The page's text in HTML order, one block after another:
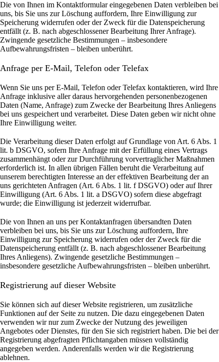
Die von Ihnen im Kontaktformular eingegebenen Daten verbleiben bei
uns, bis Sie uns zur Löschung auffordern, Ihre Einwilligung zur
Speicherung widerrufen oder der Zweck für die Datenspeicherung
entfällt (z. B. nach abgeschlossener Bearbeitung Ihrer Anfrage).
Zwingende gesetzliche Bestimmungen – insbesondere
Aufbewahrungsfristen – bleiben unberührt.
Anfrage per E-Mail, Telefon oder Telefax
Wenn Sie uns per E-Mail, Telefon oder Telefax kontaktieren, wird Ihre
Anfrage inklusive aller daraus hervorgehenden personenbezogenen
Daten (Name, Anfrage) zum Zwecke der Bearbeitung Ihres Anliegens
bei uns gespeichert und verarbeitet. Diese Daten geben wir nicht ohne
Ihre Einwilligung weiter.
Die Verarbeitung dieser Daten erfolgt auf Grundlage von Art. 6 Abs. 1
lit. b DSGVO, sofern Ihre Anfrage mit der Erfüllung eines Vertrags
zusammenhängt oder zur Durchführung vorvertraglicher Maßnahmen
erforderlich ist. In allen übrigen Fällen beruht die Verarbeitung auf
unserem berechtigten Interesse an der effektiven Bearbeitung der an
uns gerichteten Anfragen (Art. 6 Abs. 1 lit. f DSGVO) oder auf Ihrer
Einwilligung (Art. 6 Abs. 1 lit. a DSGVO) sofern diese abgefragt
wurde; die Einwilligung ist jederzeit widerrufbar.
Die von Ihnen an uns per Kontaktanfragen übersandten Daten
verbleiben bei uns, bis Sie uns zur Löschung auffordern, Ihre
Einwilligung zur Speicherung widerrufen oder der Zweck für die
Datenspeicherung entfällt (z. B. nach abgeschlossener Bearbeitung
Ihres Anliegens). Zwingende gesetzliche Bestimmungen –
insbesondere gesetzliche Aufbewahrungsfristen – bleiben unberührt.
Registrierung auf dieser Website
Sie können sich auf dieser Website registrieren, um zusätzliche
Funktionen auf der Seite zu nutzen. Die dazu eingegebenen Daten
verwenden wir nur zum Zwecke der Nutzung des jeweiligen
Angebotes oder Dienstes, für den Sie sich registriert haben. Die bei der
Registrierung abgefragten Pflichtangaben müssen vollständig
angegeben werden. Anderenfalls werden wir die Registrierung
ablehnen.